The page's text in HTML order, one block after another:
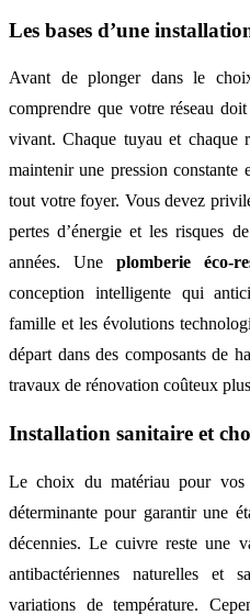
Les bases d’une
Avant de plonger dans le
comprendre que votre réseau
vivant. Chaque tuyau et chaque
maintenir une pression constante
tout votre foyer. Vous devez
pertes d’énergie et les risques
années. Une plomberie éco-
conception intelligente qui
famille et les évolutions
départ dans des composants de
travaux de rénovation coûteux
Installation sanitaire et
Le choix du matériau pour vos
déterminante pour garantir une
décennies. Le cuivre reste une
antibactériennes naturelles et
variations de température.